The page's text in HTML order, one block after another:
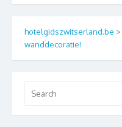
hotelgidszwitserland.be >
wanddecoratie!
for: